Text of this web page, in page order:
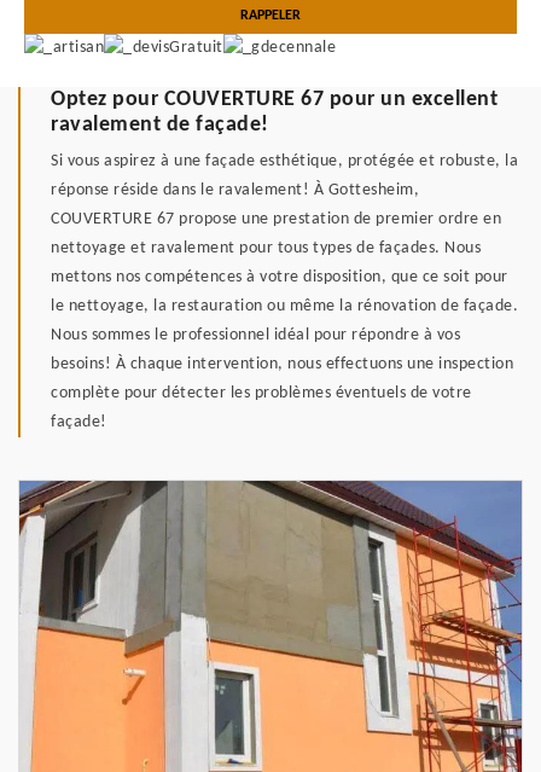
Optez pour COUVERTURE 67 pour un excellent
ravalement de façade!
Si vous aspirez à une façade esthétique, protégée et robuste, la
réponse réside dans le ravalement! À Gottesheim,
COUVERTURE 67 propose une prestation de premier ordre en
nettoyage et ravalement pour tous types de façades. Nous
mettons nos compétences à votre disposition, que ce soit pour
le nettoyage, la restauration ou même la rénovation de façade.
Nous sommes le professionnel idéal pour répondre à vos
besoins! À chaque intervention, nous effectuons une inspection
complète pour détecter les problèmes éventuels de votre
façade!